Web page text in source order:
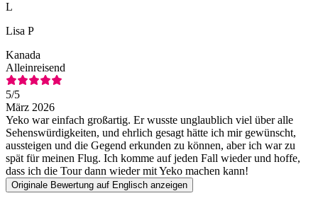
L
Lisa P
Kanada
Alleinreisend
5/5
März 2026
Yeko war einfach großartig. Er wusste unglaublich viel über alle
Sehenswürdigkeiten, und ehrlich gesagt hätte ich mir gewünscht,
aussteigen und die Gegend erkunden zu können, aber ich war zu
spät für meinen Flug. Ich komme auf jeden Fall wieder und hoffe,
dass ich die Tour dann wieder mit Yeko machen kann!
Originale Bewertung auf Englisch anzeigen